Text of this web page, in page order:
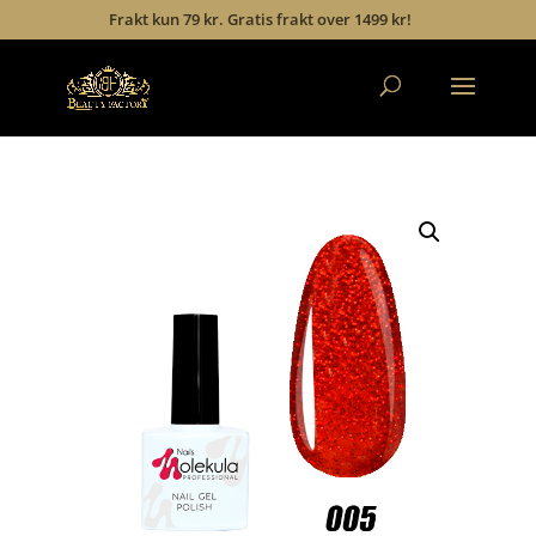
Frakt kun 79 kr. Gratis frakt over 1499 kr!